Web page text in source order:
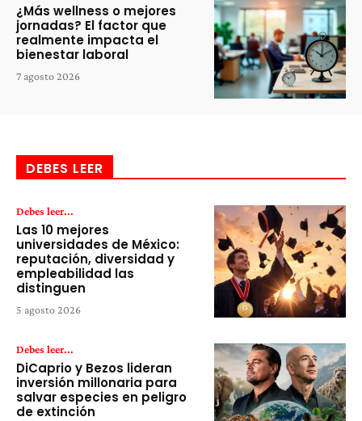
¿Más wellness o mejores
jornadas? El factor que
realmente impacta el
bienestar laboral
7 agosto 2026
DEBES LEER
Debes leer...
Las 10 mejores
universidades de México:
reputación, diversidad y
empleabilidad las
distinguen
5 agosto 2026
Debes leer...
DiCaprio y Bezos lideran
inversión millonaria para
salvar especies en peligro
de extinción